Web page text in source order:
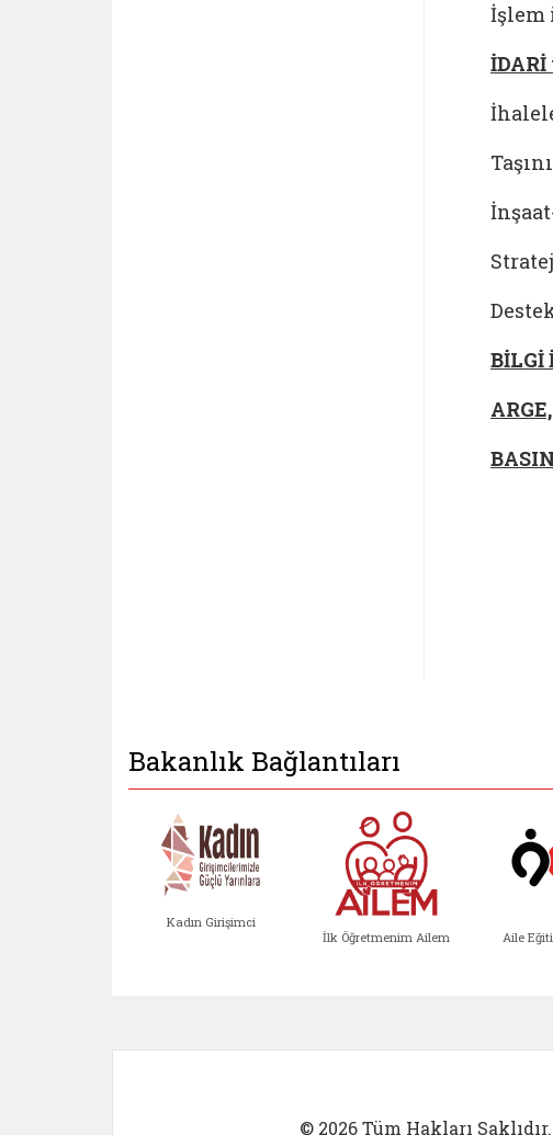
İşlem
BİLGİ
Bakanlık Bağlantıları
Kadın Girişimci
İlk Öğretmenim Ailem Aile
© 2026 Tüm Hakları Saklıdır.